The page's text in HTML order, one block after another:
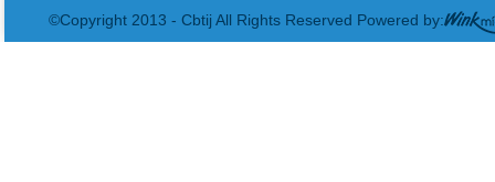
©Copyright 2013 - Cbtij All Rights Reserved Powered by: